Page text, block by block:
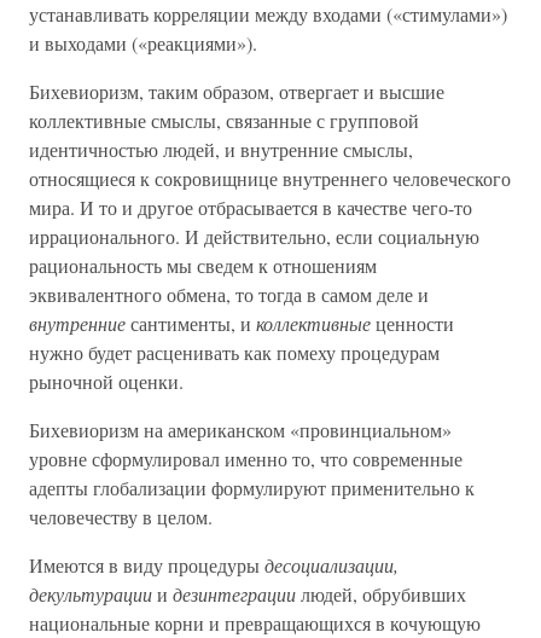
устанавливать корреляции между входами («стимулами»)
и выходами («реакциями»).
Бихевиоризм, таким образом, отвергает и высшие
коллективные смыслы, связанные с групповой
идентичностью людей, и внутренние смыслы,
относящиеся к сокровищнице внутреннего человеческого
мира. И то и другое отбрасывается в качестве чего-то
иррационального. И действительно, если социальную
рациональность мы сведем к отношениям
эквивалентного обмена, то тогда в самом деле и
внутренниесантименты, и коллективныеценности
нужно будет расценивать как помеху процедурам
рыночной оценки.
Бихевиоризм на американском «провинциальном»
уровне сформулировал именно то, что современные
адепты глобализации формулируют применительно к
человечеству в целом.
Имеются в виду процедурыдесоциализации,
декультурациии дезинтеграциилюдей, обрубивших
национальные корни и превращающихся в кочующую